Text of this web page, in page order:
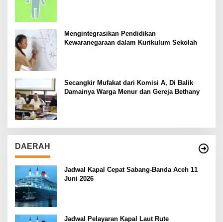
Mengintegrasikan Pendidikan
Kewaranegaraan dalam Kurikulum Sekolah
Secangkir Mufakat dari Komisi A, Di Balik
Damainya Warga Menur dan Gereja Bethany
DAERAH
Jadwal Kapal Cepat Sabang-Banda Aceh 11
Juni 2026
Jadwal Pelayaran Kapal Laut Rute